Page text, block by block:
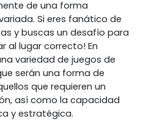
de una forma
Si eres fanático de
y buscas un desafío para
al lugar correcto! En
variedad de juegos de
serán una forma de
que requieren un
así como la capacidad
y estratégica.